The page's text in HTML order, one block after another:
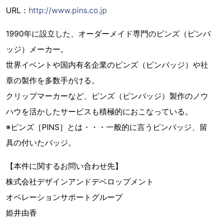
URL： http://www.pins.co.jp
1990年に設立した、オーダーメイド専門のピンズ（ピンバ
ッジ）メーカー。
世界イベントや国内有名企業のピンズ（ピンバッジ）や社
章の製作を多数手がける。
クリップマーカーなど、ピンズ（ピンバッジ）製作のノウ
ハウを活かしたサービスも積極的におこなっている。
※ピンズ［PINS］とは・・・一般的に言うピンバッジ、留
具の付いたバッジ。
【本件に関するお問い合わせ先】
株式会社デザインアンドデベロップメント
オペレーションサポートグループ
姫井由香